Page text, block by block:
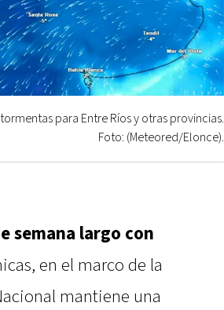
para Entre Ríos y otras provincias.
Foto: (Meteored/Elonce).
semana largo con
en el marco de la
mantiene una